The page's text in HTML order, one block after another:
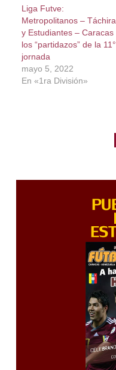
Liga Futve:
Metropolitanos – Táchira
y Estudiantes – Caracas
los “partidazos” de la 11°
jornada
mayo 5, 2022
En «1ra División»